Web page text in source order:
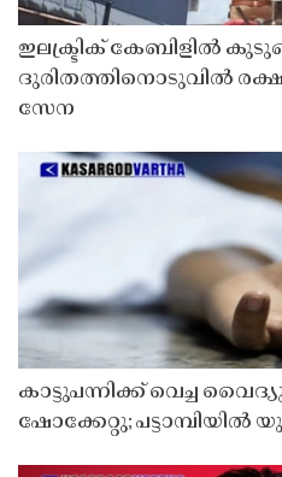
ഇലക്ട്രിക് കേബിളിൽ
ദുരിതത്തിനൊടുവിൽ
സേന
കാട്ടുപന്നിക്ക് വെച്ച
ഷോക്കേറ്റു; പട്ടാമ്പിയിൽ